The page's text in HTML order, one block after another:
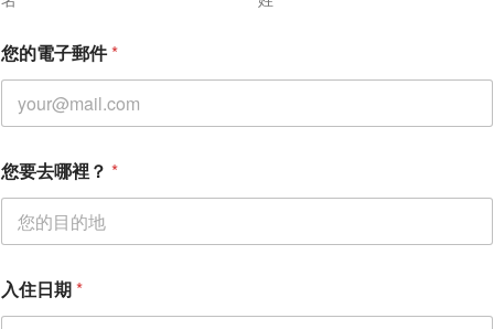
您的電子郵件*
您要去哪裡？ *
*
您
入住日期*